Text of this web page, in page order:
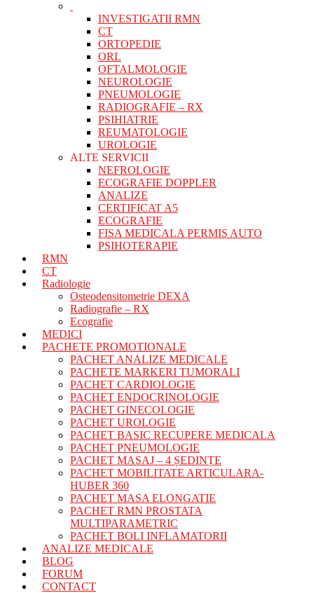
INVESTIGATII RMN
CT
ORTOPEDIE
ORL
OFTALMOLOGIE
NEUROLOGIE
PNEUMOLOGIE
RADIOGRAFIE – RX
PSIHIATRIE
REUMATOLOGIE
UROLOGIE
ALTE SERVICII
NEFROLOGIE
ECOGRAFIE DOPPLER
ANALIZE
CERTIFICAT A5
ECOGRAFIE
FISA MEDICALA PERMIS AUTO
PSIHOTERAPIE
RMN
CT
Radiologie
Osteodensitometrie DEXA
Radiografie – RX
Ecografie
MEDICI
PACHETE PROMOTIONALE
PACHET ANALIZE MEDICALE
PACHETE MARKERI TUMORALI
PACHET CARDIOLOGIE
PACHET ENDOCRINOLOGIE
PACHET GINECOLOGIE
PACHET UROLOGIE
PACHET BASIC RECUPERE MEDICALA
PACHET PNEUMOLOGIE
PACHET MASAJ – 4 ȘEDINȚE
PACHET MOBILITATE ARTICULARA-
HUBER 360
PACHET MASA ELONGATIE
PACHET RMN PROSTATA
MULTIPARAMETRIC
PACHET BOLI INFLAMATORII
ANALIZE MEDICALE
BLOG
FORUM
CONTACT